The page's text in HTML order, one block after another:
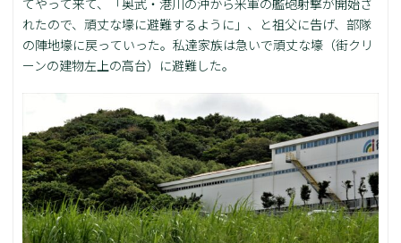
れたので、頑丈な壕に避難するように」、と祖父に告げ、部隊
の陣地壕に戻っていった。私達家族は急いで頑丈な壕（街クリ
ーンの建物左上の高台）に避難した。